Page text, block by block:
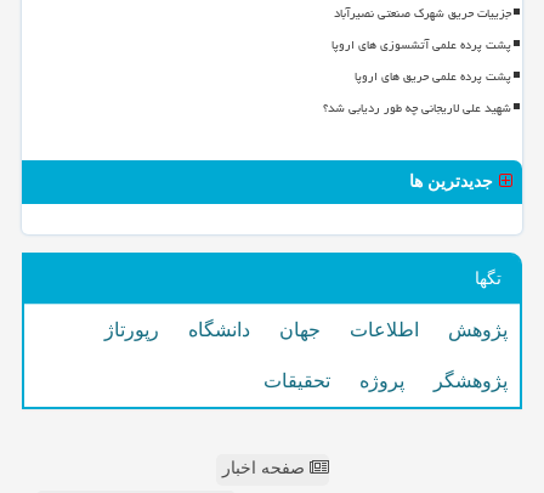
جزییات حریق شهرک صنعتی نصیرآباد
پشت پرده علمی آتشسوزی های اروپا
پشت پرده علمی حریق های اروپا
شهید علی لاریجانی چه طور ردیابی شد؟
جدیدترین ها
تگها
پژوهش اطلاعات جهان دانشگاه رپورتاژ
پژوهشگر پروژه تحقیقات
صفحه اخبار